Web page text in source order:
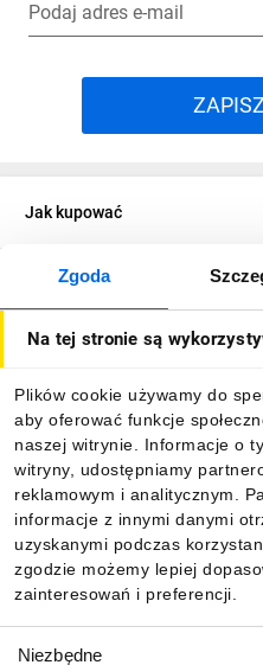
Zgoda
Na tej stronie są
Plików cookie używamy do
aby oferować funkcje
naszej witrynie. Informacje o
witryny, udostępniamy
reklamowym i analitycznym.
informacje z innymi danymi
uzyskanymi podczas
zgodzie możemy lepiej
zainteresowań i preferencji.
Niezbędne
Podaj adres e-mail
Jak kupować
O firmie
Informacje
Pobierz naszą